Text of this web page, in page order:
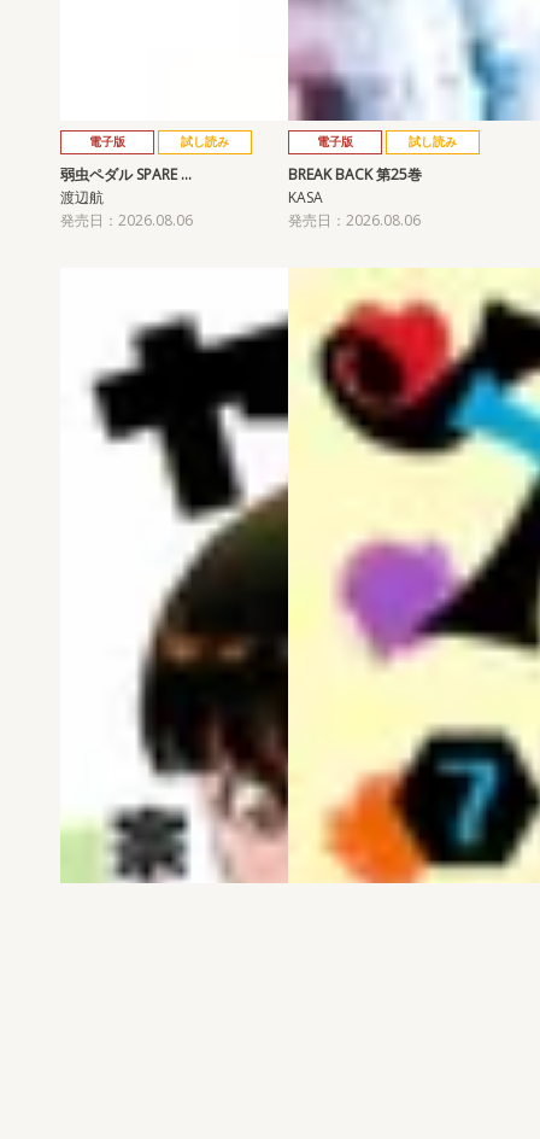
電子版 試し読み
弱虫ペダル SPARE …
渡辺航
発売日：2026.08.06
電子版 試し読み
BREAK BACK 第25巻
KASA
発売日：2026.08.06